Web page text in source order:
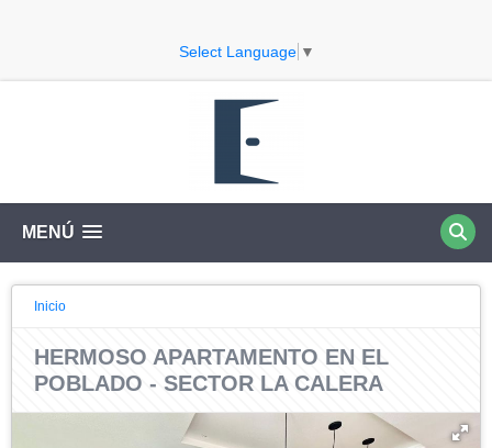
Select Language ▼
MENÚ
Inicio
HERMOSO APARTAMENTO EN EL
POBLADO - SECTOR LA CALERA